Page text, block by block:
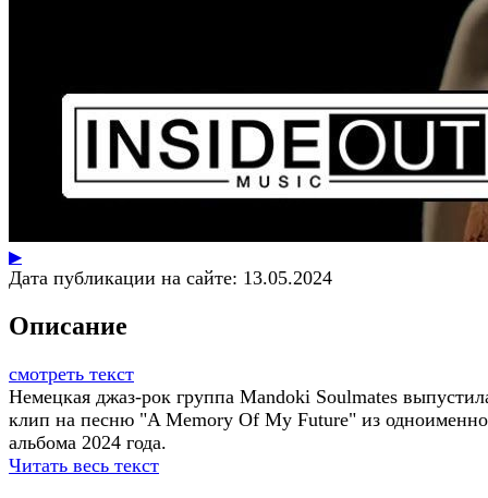
▶
Дата публикации на сайте: 13.05.2024
Описание
смотреть текст
Немецкая джаз-рок группа Mandoki Soulmates
клип на песню "A Memory Of My Future" из
альбома 2024 года.
Читать весь текст